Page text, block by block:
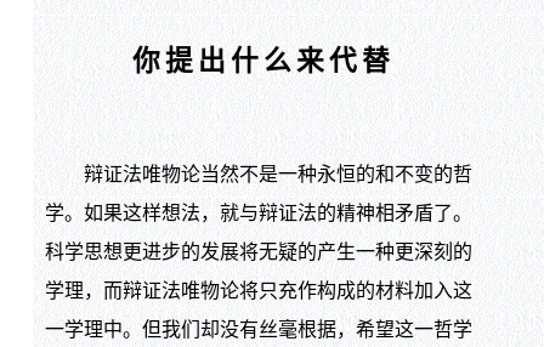
你提出什么来代替
辩证法唯物论当然不是一种永恒的和不变的哲
学。如果这样想法，就与辩证法的精神相矛盾了。
科学思想更进步的发展将无疑的产生一种更深刻的
学理，而辩证法唯物论将只充作构成的材料加入这
一学理中。但我们却没有丝毫根据，希望这一哲学